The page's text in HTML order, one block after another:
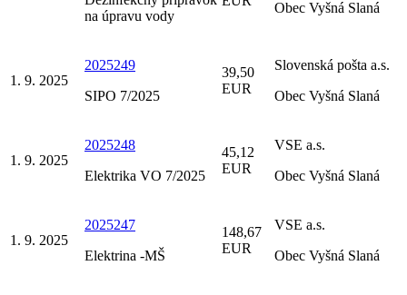
na úpravu vody
Obec Vyšná Slaná
1. 9. 2025
2025249
SIPO 7/2025
39,50
EUR
Slovenská pošta a.s.
Obec Vyšná Slaná
1. 9. 2025
2025248
Elektrika VO 7/2025
45,12
EUR
VSE a.s.
Obec Vyšná Slaná
1. 9. 2025
2025247
Elektrina -MŠ
148,67
EUR
VSE a.s.
Obec Vyšná Slaná